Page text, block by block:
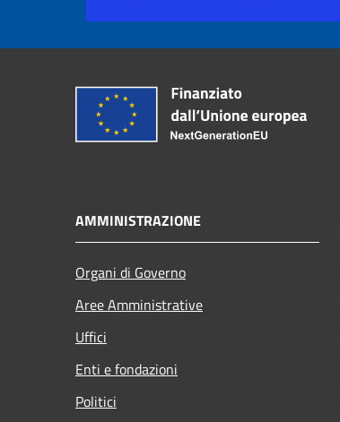
AMMINISTRAZIONE
Organi di Governo
Aree Amministrative
Uffici
Enti e fondazioni
Politici